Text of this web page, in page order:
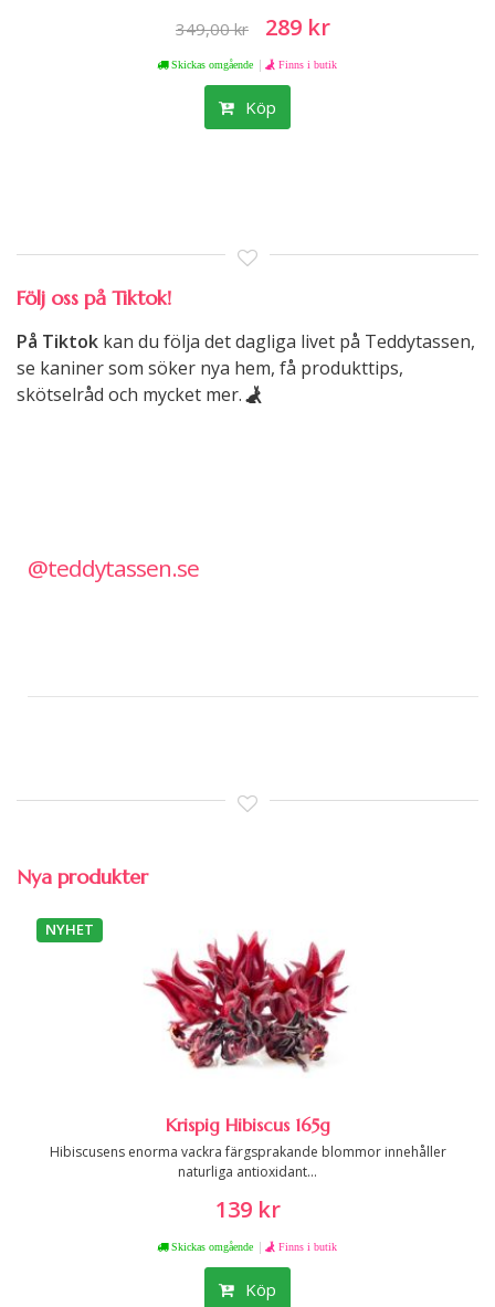
349,00 kr 289 kr
Skickas omgående | Finns i butik
Köp
Följ oss på Tiktok!
På Tiktok kan du följa det dagliga livet på Teddytassen,
se kaniner som söker nya hem, få produkttips,
skötselråd och mycket mer.
@teddytassen.se
Nya produkter
NYHET
Krispig Hibiscus 165g
Hibiscusens enorma vackra färgsprakande blommor innehåller
naturliga antioxidant...
139 kr
Skickas omgående | Finns i butik
Köp